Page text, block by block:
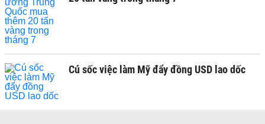
Cú sốc việc làm Mỹ đẩy đồng USD lao dốc